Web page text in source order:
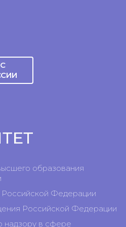
образования
Российской Федерации
Российской Федерации
надзору в сфере